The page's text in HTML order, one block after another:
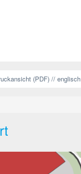
(PDF) // englisch